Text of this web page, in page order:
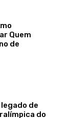
Quem
de
de
do